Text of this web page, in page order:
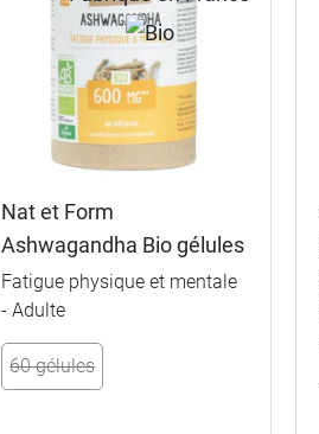
Nat et Form
Ashwagandha Bio gélules
Fatigue physique et mentale
- Adulte
60 gélules